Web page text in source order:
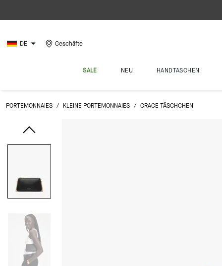
DE Geschäfte
SALE NEU HANDTASCHEN
PORTEMONNAIES / KLEINE PORTEMONNAIES / GRACE TÄSCHCHEN